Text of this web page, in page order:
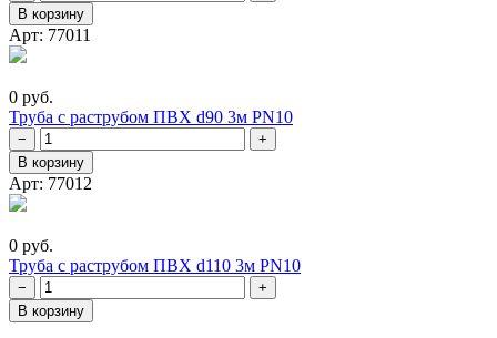
В корзину
Арт: 77011
0 руб.
Труба с раструбом ПВХ d90 3м PN10
−
+
В корзину
Арт: 77012
0 руб.
Труба с раструбом ПВХ d110 3м PN10
−
+
В корзину